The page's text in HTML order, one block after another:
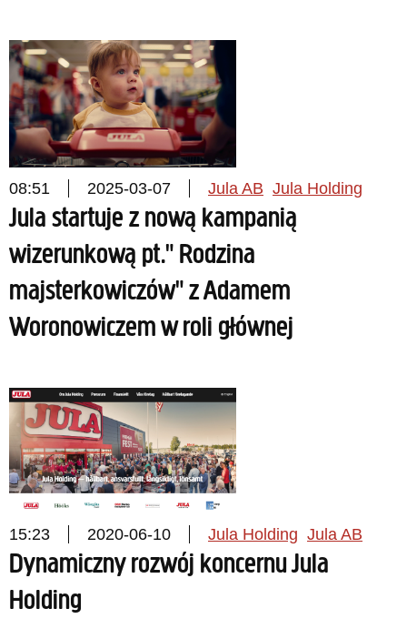
08:51 2025-03-07 Jula AB Jula Holding
Jula startuje z nową kampanią
wizerunkową pt." Rodzina
majsterkowiczów" z Adamem
Woronowiczem w roli głównej
15:23 2020-06-10 Jula Holding Jula AB
Dynamiczny rozwój koncernu Jula
Holding